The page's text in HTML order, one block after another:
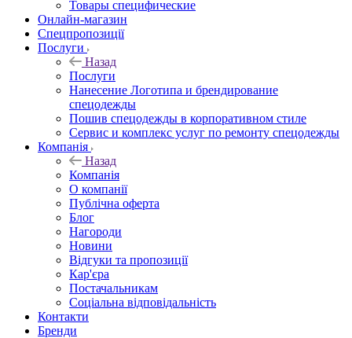
Товары специфические
Онлайн-магазин
Спецпропозиції
Послуги
Назад
Послуги
Нанесение Логотипа и брендирование
спецодежды
Пошив спецодежды в корпоративном стиле
Сервис и комплекс услуг по ремонту спецодежды
Компанія
Назад
Компанія
О компанії
Публічна оферта
Блог
Нагороди
Новини
Відгуки та пропозиції
Кар'єра
Постачальникам
Соціальна відповідальність
Контакти
Бренди